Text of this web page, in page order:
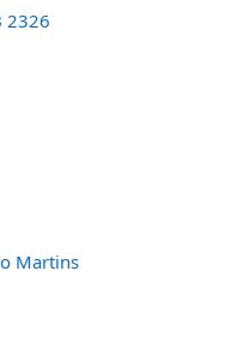
2326
Martins